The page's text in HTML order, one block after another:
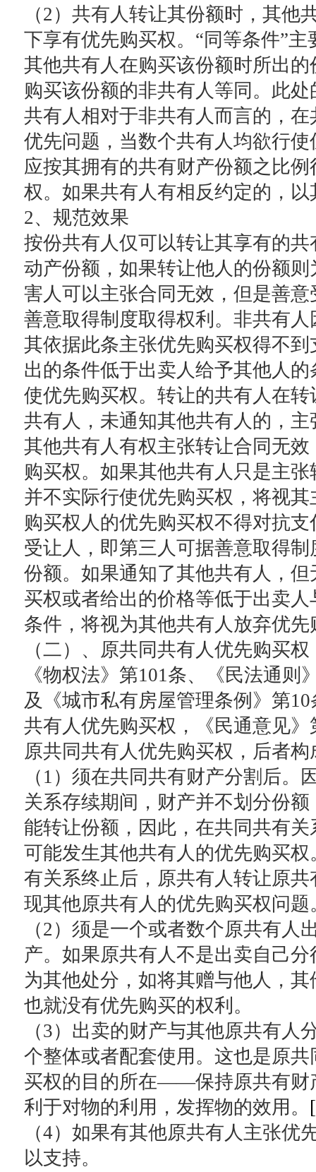
（2）共有人转让其份额时，其他
下享有优先购买权。“同等条件”
其他共有人在购买该份额时所出
购买该份额的非共有人等同。此
共有人相对于非共有人而言的，
优先问题，当数个共有人均欲行
应按其拥有的共有财产份额之比例
权。如果共有人有相反约定的，以
2、规范效果
按份共有人仅可以转让其享有的
动产份额，如果转让他人的份额
害人可以主张合同无效，但是善
善意取得制度取得权利。非共有
其依据此条主张优先购买权得不
出的条件低于出卖人给予其他人
使优先购买权。转让的共有人在
共有人，未通知其他共有人的，
其他共有人有权主张转让合同无
购买权。如果其他共有人只是主
并不实际行使优先购买权，将视
购买权人的优先购买权不得对抗
受让人，即第三人可据善意取得
份额。如果通知了其他共有人，
买权或者给出的价格等低于出卖
条件，将视为其他共有人放弃优先
（二）、原共同共有人优先购买权
《物权法》第101条、《民法通则
及《城市私有房屋管理条例》第
共有人优先购买权，《民通意见》
原共同共有人优先购买权，后者构
（1）须在共同共有财产分割后。
关系存续期间，财产并不划分份
能转让份额，因此，在共同共有
可能发生其他共有人的优先购买
有关系终止后，原共有人转让原
现其他原共有人的优先购买权问题
（2）须是一个或者数个原共有人
产。如果原共有人不是出卖自己
为其他处分，如将其赠与他人，
也就没有优先购买的权利。
（3）出卖的财产与其他原共有人
个整体或者配套使用。这也是原
买权的目的所在——保持原共有财
利于对物的利用，发挥物的效用。
（4）如果有其他原共有人主张优
以支持。